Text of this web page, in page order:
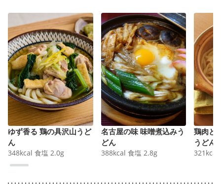
ゆず香る 鶏の具沢山うど
ん
348kcal 食塩 2.0g
名古屋の味 味噌煮込みう
どん
388kcal 食塩 2.8g
鶏肉と
うどん
321 kcal